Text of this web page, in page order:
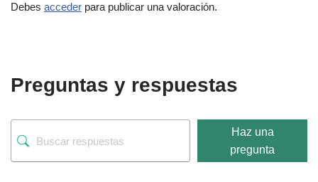
Debes acceder para publicar una valoración.
Preguntas y respuestas
Haz una
pregunta